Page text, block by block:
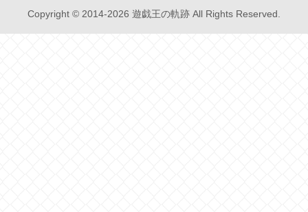
Copyright © 2014-2026 遊戯王の軌跡 All Rights Reserved.